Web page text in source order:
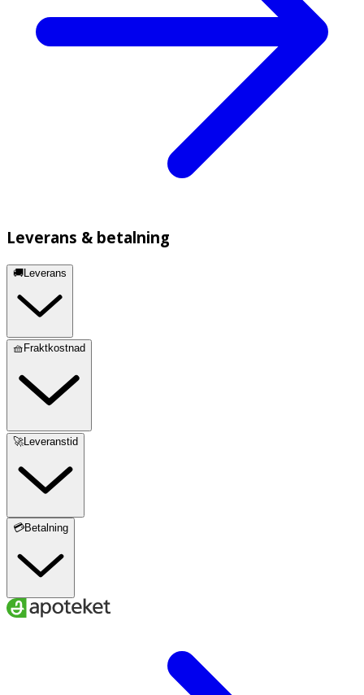
Leverans & betalning
🚚Leverans
🧺Fraktkostnad
🚀Leveranstid
💳Betalning